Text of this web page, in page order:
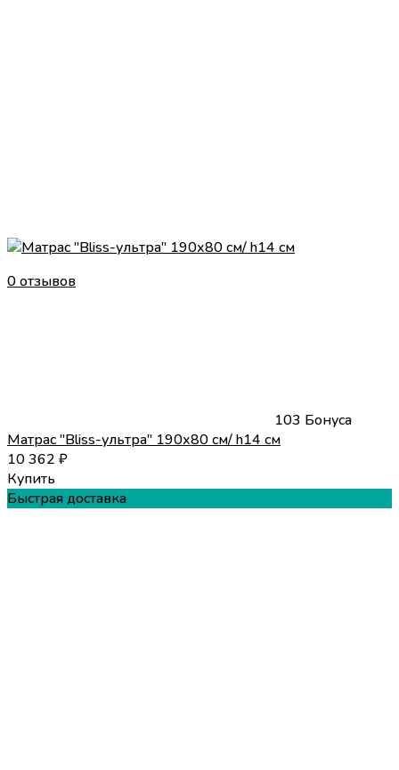
0 отзывов
103 Бонуса
Матрас "Bliss-ультра" 190х80 см/ h14 см
10 362 ₽
Купить
Быстрая доставка